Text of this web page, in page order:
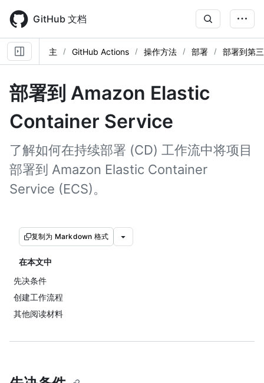
main
content
GitHub 文档
主 GitHub Actions 操作方法 部署 部署到第
部署到 Amazon Elastic
Container Service
了解如何在持续部署 (CD) 工作流中将项目
部署到 Amazon Elastic Container
Service (ECS)。
复制为 Markdown 格式
在本文中
先决条件
创建工作流程
其他阅读材料